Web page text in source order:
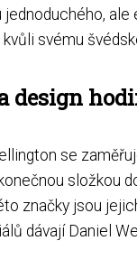
svému
design
se
složkou
značky jsou
dávají Daniel